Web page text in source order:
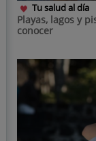
Tu salud al día
Playas, lagos y
conocer